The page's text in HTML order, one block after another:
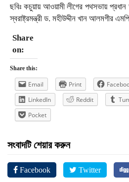
ছবিঃ কচুয়ায় আওয়ামী লীগের পথসভায়
স্বরাষ্ট্রমন্ত্রী ড. মহীউদ্দীন খান আলমগীর
Share
on:
Share this:
Email Print
LinkedIn
Reddit
Pocket
সংবাদটি শেয়ার করুন
Facebook Twitter